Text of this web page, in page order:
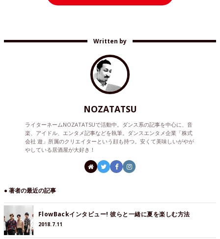
Written by
NOZATATSU
ライターネームNOZATATSUで活動中。ダンス系の記事を中心に、音
楽、アイドル、エンタメ記事などを執筆。ダンスエンタメ企業「株式
会社 遊」所属のクリエイターという顔も持つ。安くて美味しいがやが
やしている居酒屋が大好き！
● 著者の最近の記事
FlowBackインタビュー! 彼らと一緒に夏を楽しむ方法
2018.7.11